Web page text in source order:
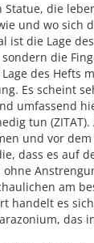
die
und wo sich
ist die Lage
die
des Hefts
Es scheint
umfassend
tun
und vor
dass es auf
am
handelt es
das